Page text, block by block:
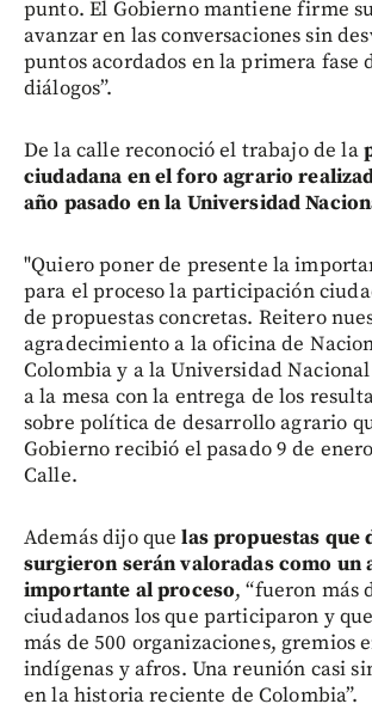
punto. El Gobierno mantiene firme
avanzar en las conversaciones sin
puntos acordados en la primera fase
diálogos”.
De la calle reconoció el trabajo de la
ciudadana en el foro agrario
año pasado en la Universidad
"Quiero poner de presente la
para el proceso la participación
de propuestas concretas. Reitero
agradecimiento a la oficina de
Colombia y a la Universidad
a la mesa con la entrega de los
sobre política de desarrollo agrario
Gobierno recibió el pasado 9 de
Calle.
Además dijo quelas propuestas que
surgieron serán valoradas como un
importante al proceso, “fueron más
ciudadanos los que participaron y
más de 500 organizaciones, gremios
indígenas y afros. Una reunión casi
en la historia reciente de Colombia”.